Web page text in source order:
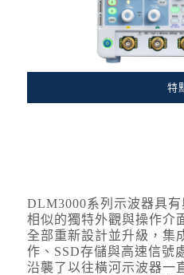
特
DLM3000系列示波器具
相似的獨特外觀與操作介
全部重新設計並升級，集
作、SSD存儲與高速信號
沿襲了以往橫河示波器一